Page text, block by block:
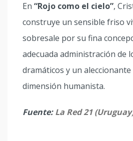
En “Rojo como el cielo”,
construye un sensible friso
sobresale por su fina
adecuada administración de
dramáticos y un aleccionante
dimensión humanista.
Fuente:La Red 21